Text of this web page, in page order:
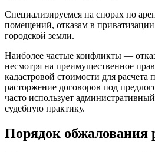
Специализируемся на спорах по
помещений, отказам в
городской земли.
Наиболее частые конфликты —
несмотря на преимущественное
кадастровой стоимости для расчета
расторжение договоров под
часто использует
судебную практику.
Порядок